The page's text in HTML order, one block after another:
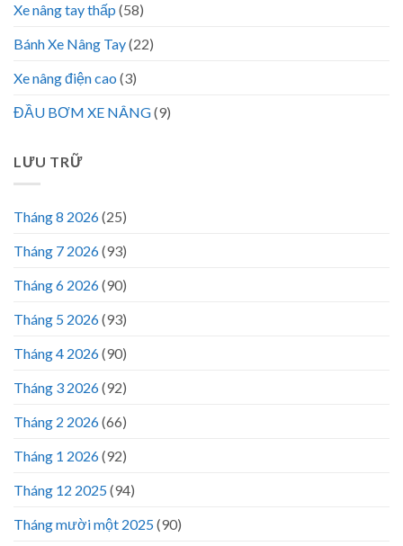
Xe nâng tay thấp (58)
Bánh Xe Nâng Tay(22)
Xe nâng điện cao (3)
ĐẦU BƠM XE NÂNG(9)
LƯU TRỮ
Tháng 8 2026(25)
Tháng 7 2026(93)
Tháng 6 2026(90)
Tháng 5 2026(93)
Tháng 4 2026(90)
Tháng 3 2026(92)
Tháng 2 2026(66)
Tháng 1 2026(92)
Tháng 12 2025(94)
Tháng mười một 2025(90)